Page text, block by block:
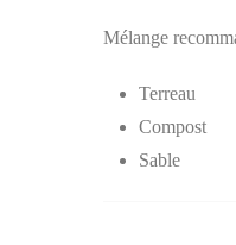
Mélange
Terreau
Compost
Sable